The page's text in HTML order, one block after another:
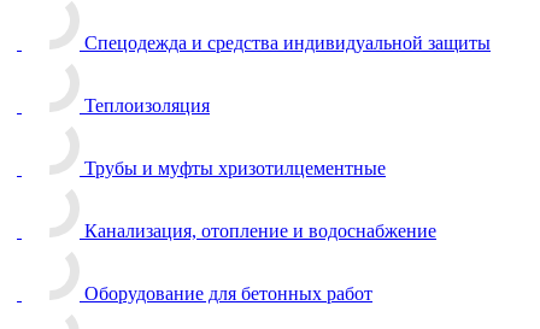
Спецодежда и средства индивидуальной защиты
Теплоизоляция
Трубы и муфты хризотилцементные
Канализация, отопление и водоснабжение
Оборудование для бетонных работ